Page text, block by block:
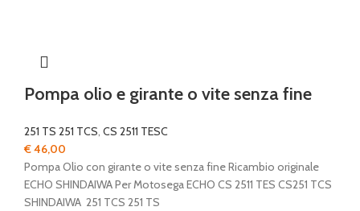
Pompa olio e girante o vite senza fine
251 TS 251 TCS, CS 2511 TESC
€46,00
Pompa Olio con girante o vite senza fine Ricambio originale
ECHO SHINDAIWA Per Motosega ECHO CS 2511 TES CS251 TCS
SHINDAIWA 251 TCS 251 TS